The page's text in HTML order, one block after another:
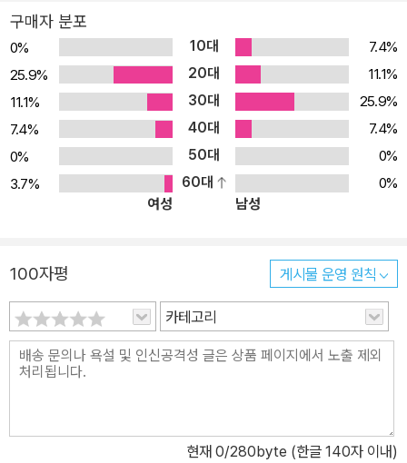
구매자 분포
0% 10대
7.4%
25.9%
20대
11.1%
11.1%
30대
25.9%
7.4%
40대
7.4%
0%
50대
0%
3.7%
60대
0%
여성
남성
100자평 게시물 운영 원칙
카테고리
현재 0/280byte (한글 140자 이내)